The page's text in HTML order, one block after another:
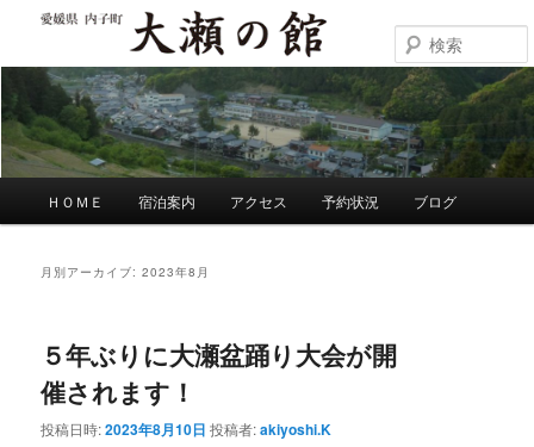
ン
ン
ン
コ
テ
ツ
大瀬の館
ＨＯＭＥ 宿泊案内 アクセス 予約状況 ブログ
月別アーカイブ:2023年8月
５年ぶりに大瀬盆踊り大会が開
催されます！
投稿日時:2023年8月10日 投稿者:akiyoshi.K